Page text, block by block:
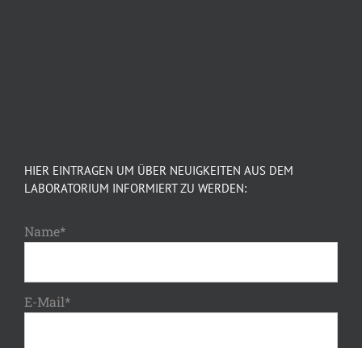
HIER EINTRAGEN UM ÜBER NEUIGKEITEN AUS DEM
LABORATORIUM INFORMIERT ZU WERDEN:
Name*
E-Mail*